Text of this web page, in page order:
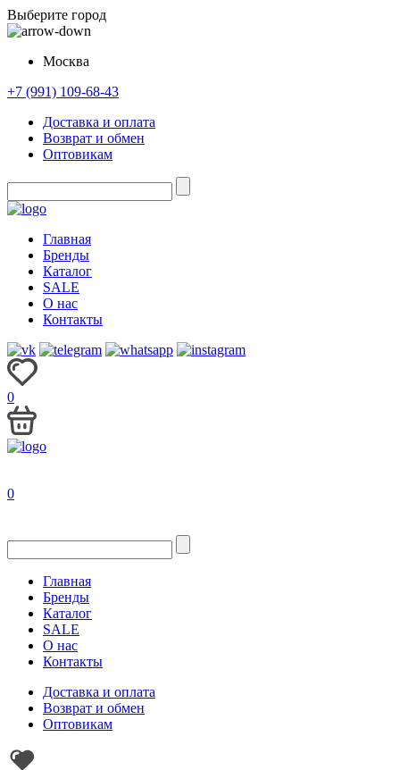
Выберите город
Москва
+7 (991) 109-68-43
Доставка и оплата
Возврат и обмен
Оптовикам
Главная
Бренды
Каталог
SALE
О нас
Контакты
0
0
Главная
Бренды
Каталог
SALE
О нас
Контакты
Доставка и оплата
Возврат и обмен
Оптовикам